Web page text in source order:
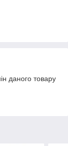
даного товару